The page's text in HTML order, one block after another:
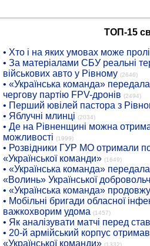
ТОП-15
• Хто і на яких умовах може
• За матеріалами СБУ реальні
військових авто у Рівному (2646)
• «Українська команда»
чергову партію FPV-дронів (2494)
• Перший ювілей пастора з
• Яблучні млинці (2034)
• Де на Рівненщині можна
можливості (1999)
• Розвідники ГУР МО отримали
«Української команди» (1649)
• «Українська команда»
«Волинь» Української
• «Українська команда»
• Мобільні бригади обласної
важкохворим удома (1457)
• Як аналізувати матчі перед
• 20-й армійський корпус
«Української команди» (1332)